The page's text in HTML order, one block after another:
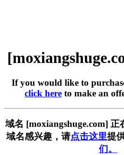
If you would like to
click here to make an
域名 [moxiangshuge.com]
域名感兴趣，请点击这里提
们。